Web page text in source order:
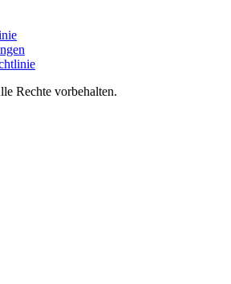
Rechte vorbehalten.